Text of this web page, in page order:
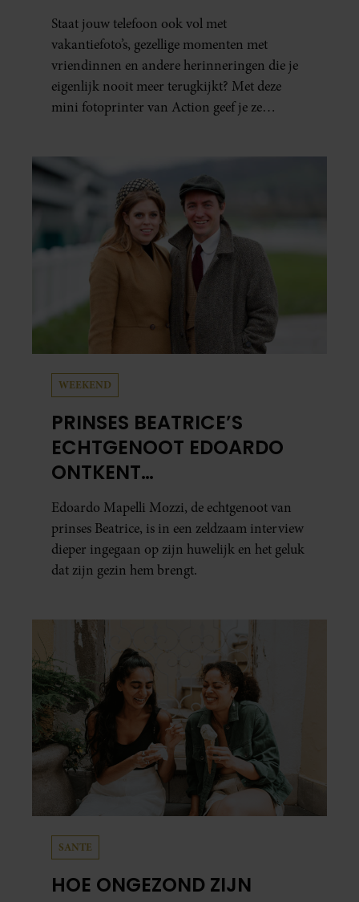
partners kunnen deze gegevens combineren met andere
informatie die u aan ze heeft verstrekt of die ze hebben
verzameld op basis van uw gebruik van hun services. U
gaat akkoord met onze cookies als u onze website blijft
gebruiken.
FAVORIETE FOTO’S BINNEN
ÉÉN MINUUT IN HANDEN
Staat jouw telefoon ook vol met
vakantiefoto’s, gezellige momenten met
vriendinnen en andere herinneringen die je
eigenlijk nooit meer terugkijkt? Met deze
mini fotoprinter van Action geef je ze
al in handen.
WEEKEND
PRINSES BEATRICE’S
ECHTGENOOT EDOARDO
ONTKENT
HUWELIJKSPROBLEMEN
Edoardo Mapelli Mozzi, de echtgenoot van
prinses Beatrice, is in een zeldzaam interview
dieper ingegaan op zijn huwelijk en het geluk
dat zijn gezin hem brengt.
SANTE
HOE ONGEZOND ZIJN